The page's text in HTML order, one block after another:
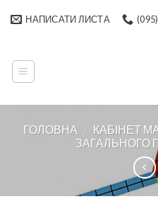
НАПИСАТИ ЛИСТА
ГОЛОВНА / КАБІНЕТ
ЗАГАЛЬНОГО